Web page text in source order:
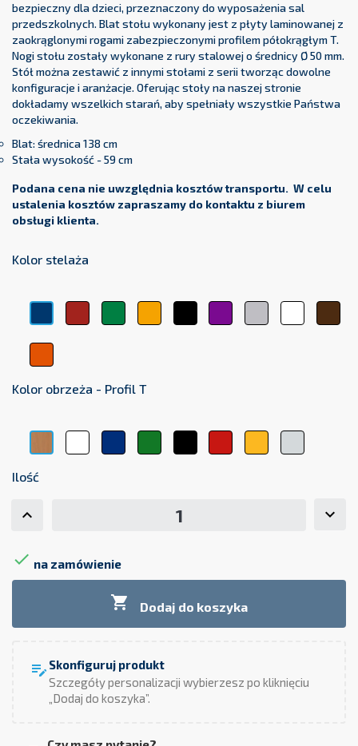
bezpieczny dla dzieci, przeznaczony do wyposażenia sal
przedszkolnych. Blat stołu wykonany jest z płyty laminowanej z
zaokrąglonymi rogami zabezpieczonymi profilem półokrągłym T.
Nogi stołu zostały wykonane z rury stalowej o średnicy Ø 50 mm.
Stół można zestawić z innymi stołami z serii tworząc dowolne
konfiguracje i aranżacje. Oferując stoły na naszej stronie
dokładamy wszelkich starań, aby spełniały wszystkie Państwa
oczekiwania.
Blat: średnica 138 cm
Stała wysokość - 59 cm
Podana cena nie uwzględnia kosztów transportu. W celu
ustalenia kosztów zapraszamy do kontaktu z biurem
obsługi klienta.
Kolor stelaża
CzerwonyZielonyŻółty Czarny FioletowySrebrnyBiały
Pomarańczowy
Kolor obrzeża - Profil T
Biały NiebieskiZielony Czarny Czerwony
Żółty Szary
Ilość
 na zamówienie
 Dodaj do koszyka
edit_note Skonfiguruj produkt
Szczegóły personalizacji wybierzesz po kliknięciu
„Dodaj do koszyka”.